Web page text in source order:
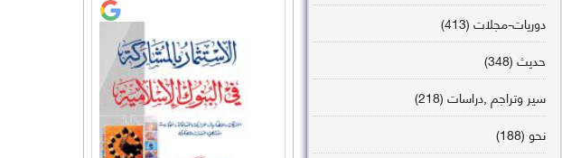
دوريات-مجلات (413)
حديث (348)
سير وتراجم ,دراسات (218)
نحو (188)